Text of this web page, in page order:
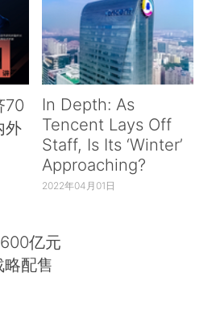
70
外
In Depth: As
Tencent Lays Off
Staff, Is Its ‘Winter’
Approaching?
2022年04月01日
亿元
配售